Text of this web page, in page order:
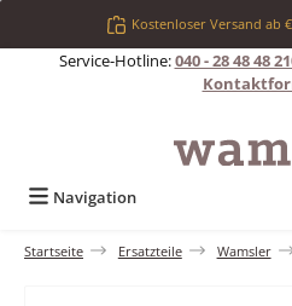
Zum Hauptinhalt springenKostenloser Versand ab
Service-Hotline:040 - 28 48 48
Navigation
Startseite Ersatzteile Wamsler